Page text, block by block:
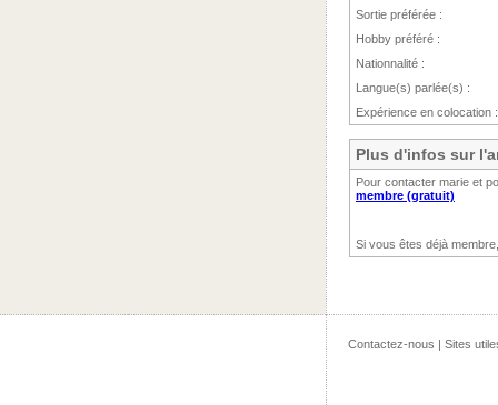
Sortie préférée :
Hobby préféré :
Nationnalité :
Langue(s) parlée(s) :
Expérience en colocation :
Plus d'infos sur
Pour contacter marie et
membre (gratuit)
Si vous êtes déjà
Contactez-nous | Sites